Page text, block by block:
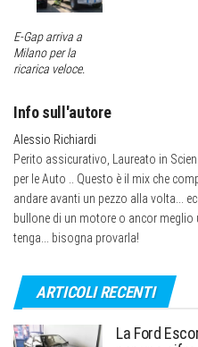
E-Gap arriva a
Milano per la
ricarica veloce.
Info sull'autore
Alessio Richiardi
Perito assicurativo, Laureato in
per le Auto .. Questo è il mix che
andare avanti un pezzo alla volta...
bullone di un motore o ancor meglio
tenga... bisogna provarla!
ARTICOLI RECENTI
La Ford